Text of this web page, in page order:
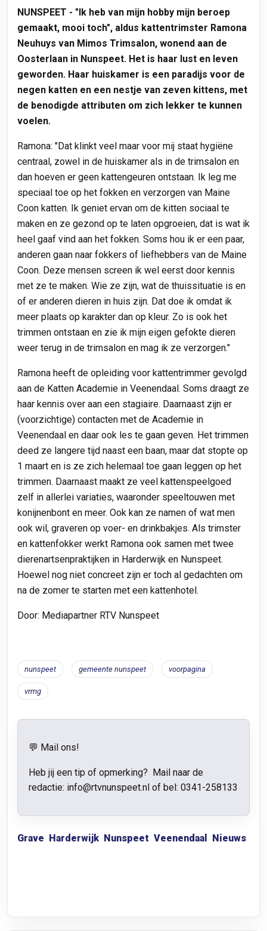
NUNSPEET - "Ik heb van mijn hobby mijn beroep
gemaakt, mooi toch", aldus kattentrimster Ramona
Neuhuys van Mimos Trimsalon, wonend aan de
Oosterlaan in Nunspeet. Het is haar lust en leven
geworden. Haar huiskamer is een paradijs voor de
negen katten en een nestje van zeven kittens, met
de benodigde attributen om zich lekker te kunnen
voelen.
Ramona: "Dat klinkt veel maar voor mij staat hygiëne
centraal, zowel in de huiskamer als in de trimsalon en
dan hoeven er geen kattengeuren ontstaan. Ik leg me
speciaal toe op het fokken en verzorgen van Maine
Coon katten. Ik geniet ervan om de kitten sociaal te
maken en ze gezond op te laten opgroeien, dat is wat ik
heel gaaf vind aan het fokken. Soms hou ik er een paar,
anderen gaan naar fokkers of liefhebbers van de Maine
Coon. Deze mensen screen ik wel eerst door kennis
met ze te maken. Wie ze zijn, wat de thuissituatie is en
of er anderen dieren in huis zijn. Dat doe ik omdat ik
meer plaats op karakter dan op kleur. Zo is ook het
trimmen ontstaan en zie ik mijn eigen gefokte dieren
weer terug in de trimsalon en mag ik ze verzorgen."
Ramona heeft de opleiding voor kattentrimmer gevolgd
aan de Katten Academie in Veenendaal. Soms draagt ze
haar kennis over aan een stagiaire. Daarnaast zijn er
(voorzichtige) contacten met de Academie in
Veenendaal en daar ook les te gaan geven. Het trimmen
deed ze langere tijd naast een baan, maar dat stopte op
1 maart en is ze zich helemaal toe gaan leggen op het
trimmen. Daarnaast maakt ze veel kattenspeelgoed
zelf in allerlei variaties, waaronder speeltouwen met
konijnenbont en meer. Ook kan ze namen of wat men
ook wil, graveren op voer- en drinkbakjes. Als trimster
en kattenfokker werkt Ramona ook samen met twee
dierenartsenpraktijken in Harderwijk en Nunspeet.
Hoewel nog niet concreet zijn er toch al gedachten om
na de zomer te starten met een kattenhotel.
Door: Mediapartner RTV Nunspeet
nunspeet gemeente nunspeet voorpagina
vrmg
💬 Mail ons!
Heb jij een tip of opmerking? Mail naar de
redactie: info@rtvnunspeet.nl of bel: 0341-258133
Grave Harderwijk Nunspeet Veenendaal Nieuws